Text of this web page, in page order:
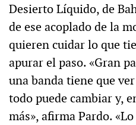
Desierto Líquido, de
de ese acoplado de la
quieren cuidar lo que
apurar el paso. «Gran
una banda tiene que
todo puede cambiar y,
más», afirma Pardo.